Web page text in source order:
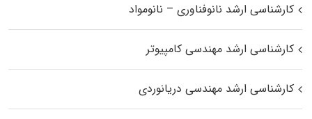
کارشناسی ارشد نانوفناوری – نانومواد
کارشناسی ارشد مهندسی کامپیوتر
کارشناسی ارشد مهندسی دریانوردی